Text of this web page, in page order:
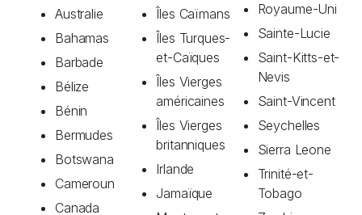
Australie
Bahamas
Barbade
Bélize
Bénin
Bermudes
Botswana
Cameroun
Canada
Îles Caïmans
Îles Turques-
et-Caïques
Îles Vierges
américaines
Îles Vierges
britanniques
Irlande
Jamaïque
Royaume-Uni
Sainte-Lucie
Saint-Kitts-et-
Nevis
Saint-Vincent
Seychelles
Sierra Leone
Trinité-et-
Tobago